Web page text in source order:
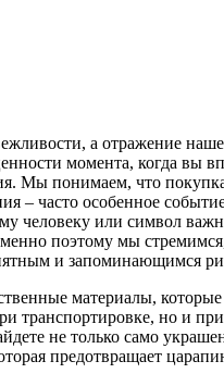
а отражение
момента, когда вы
Мы понимаем, что
– часто особенное
человеку или символ
поэтому мы
и запоминающимся
материалы, которые
транспортировке, но и
не только само
предотвращает